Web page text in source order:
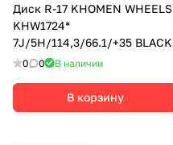
Диск R-17 KHOMEN WHEELS
KHW1724*
7J/5H/114,3/66.1/+35 BLACK
0 0 В наличии
В корзину